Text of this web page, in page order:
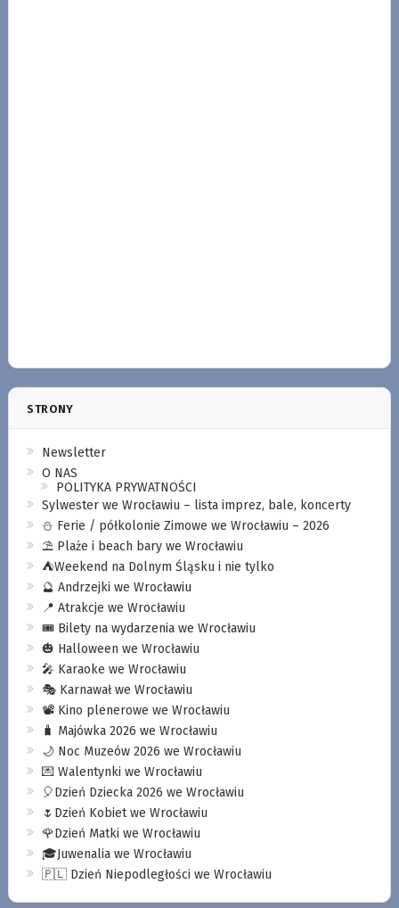
STRONY
Newsletter
O NAS
POLITYKA PRYWATNOŚCI
Sylwester we Wrocławiu – lista imprez, bale, koncerty
⛄️ Ferie / półkolonie Zimowe we Wrocławiu – 2026
⛱️ Plaże i beach bary we Wrocławiu
⛺️Weekend na Dolnym Śląsku i nie tylko
🔮 Andrzejki we Wrocławiu
📍 Atrakcje we Wrocławiu
🎟️ Bilety na wydarzenia we Wrocławiu
🎃 Halloween we Wrocławiu
🎤 Karaoke we Wrocławiu
🎭 Karnawał we Wrocławiu
📽️ Kino plenerowe we Wrocławiu
🧳 Majówka 2026 we Wrocławiu
🌙 Noc Muzeów 2026 we Wrocławiu
💌 Walentynki we Wrocławiu
🎈Dzień Dziecka 2026 we Wrocławiu
🌷Dzień Kobiet we Wrocławiu
🌹Dzień Matki we Wrocławiu
🎓Juwenalia we Wrocławiu
🇵🇱 Dzień Niepodległości we Wrocławiu